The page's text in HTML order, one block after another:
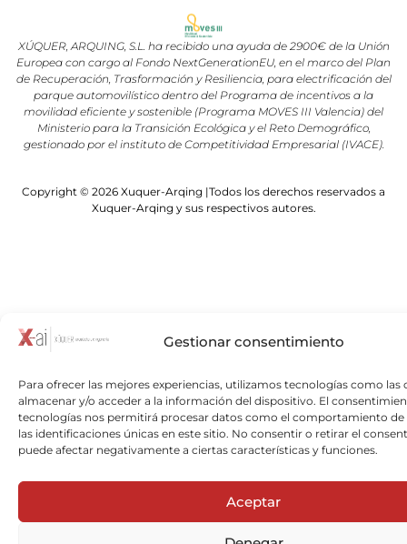
Gestionar consentimiento
Para ofrecer las mejores experiencias, utilizamos tecnologías como las
almacenar y/o acceder a la información del dispositivo. El
tecnologías nos permitirá procesar datos como el comportamiento de
las identificaciones únicas en este sitio. No consentir o retirar el
puede afectar negativamente a ciertas características y funciones.
Aceptar
XÚQUER, ARQUING, S.L. ha recibido una ayuda de 2900€ de la Unión
Europea con cargo al Fondo NextGenerationEU, en el marco del Plan
de Recuperación, Trasformación y Resiliencia, para electrificación del
parque automovilístico dentro del Programa de incentivos a la
movilidad eficiente y sostenible (Programa MOVES III Valencia) del
Ministerio para la Transición Ecológica y el Reto Demográfico,
gestionado por el instituto de Competitividad Empresarial (IVACE).
Copyright © 2026 Xuquer-Arqing |Todos los derechos reservados a
Xuquer-Arqing y sus respectivos autores.